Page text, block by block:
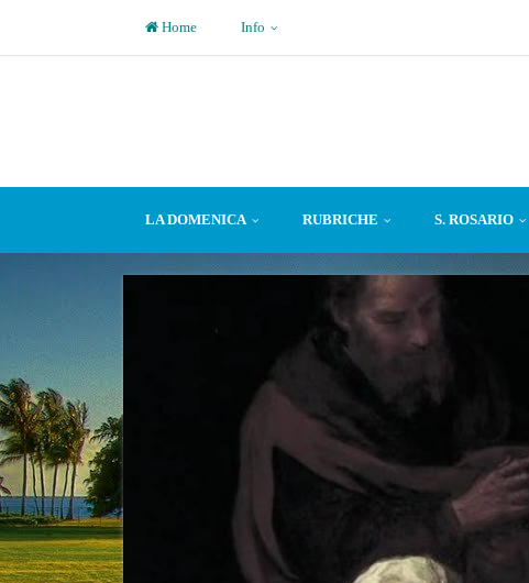
Home Info
LA DOMENICA RUBRICHE S. ROSARIO